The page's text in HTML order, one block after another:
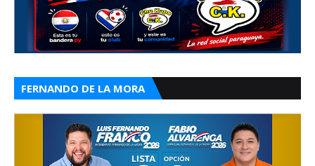
FERNANDO DE LA MORA